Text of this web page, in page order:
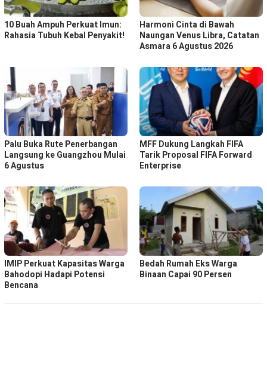
10 Buah Ampuh Perkuat Imun:
Rahasia Tubuh Kebal Penyakit!
Harmoni Cinta di Bawah
Naungan Venus Libra, Catatan
Asmara 6 Agustus 2026
Palu Buka Rute Penerbangan
Langsung ke Guangzhou Mulai
6 Agustus
MFF Dukung Langkah FIFA
Tarik Proposal FIFA Forward
Enterprise
IMIP Perkuat Kapasitas Warga
Bahodopi Hadapi Potensi
Bencana
Bedah Rumah Eks Warga
Binaan Capai 90 Persen